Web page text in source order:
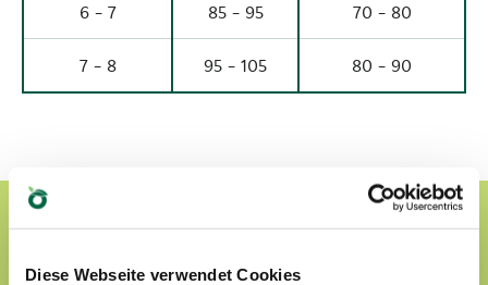
Diese Webseite verwendet Cookies
6 - 7 85 - 95 70 - 80
7 - 8 95 - 105 80 - 90